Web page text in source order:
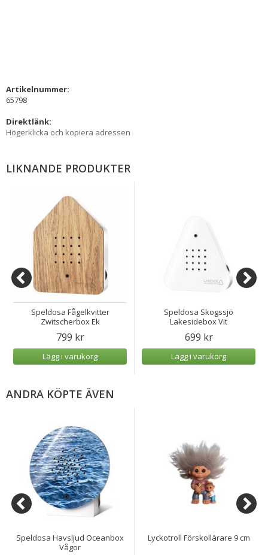
Artikelnummer:
65798
Direktlänk:
Högerklicka och kopiera adressen
LIKNANDE PRODUKTER
Speldosa Fågelkvitter
Zwitscherbox Ek
799 kr
Lägg i varukorg
Speldosa Skogssjö
Lakesidebox Vit
699 kr
Lägg i varukorg
ANDRA KÖPTE ÄVEN
Speldosa Havsljud Oceanbox
Vågor
Lyckotroll Förskollärare 9 cm